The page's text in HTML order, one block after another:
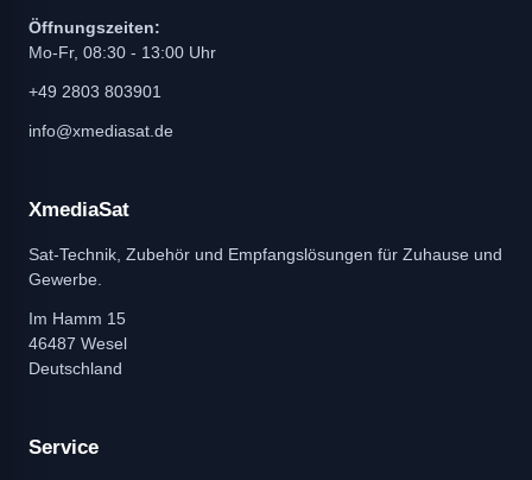
Öffnungszeiten:
Mo-Fr, 08:30 - 13:00 Uhr
+49 2803 803901
info@xmediasat.de
XmediaSat
Sat-Technik, Zubehör und Empfangslösungen für Zuhause und
Gewerbe.
Im Hamm 15
46487 Wesel
Deutschland
Service